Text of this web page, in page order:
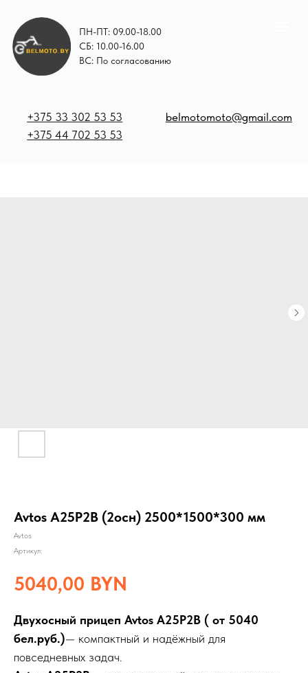
ПН-ПТ: 09.00-18.00
СБ: 10.00-16.00
ВС: По согласованию
Avtos A25P2B (2осн) 2500*1500*300 мм
Avtos
Артикул:
5040,00 BYN
Двухосный прицеп Avtos A25P2B ( от 5040
бел.руб.)— компактный и надёжный для
повседневных задач.